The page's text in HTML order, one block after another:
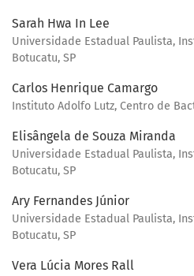
Sarah Hwa In Lee
Universidade Estadual Paulista,
Botucatu, SP
Carlos Henrique Camargo
Instituto Adolfo Lutz, Centro de
Elisângela de Souza Miranda
Universidade Estadual Paulista,
Botucatu, SP
Ary Fernandes Júnior
Universidade Estadual Paulista,
Botucatu, SP
Vera Lúcia Mores Rall